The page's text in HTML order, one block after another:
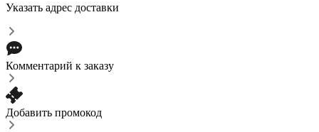
Указать адрес доставки
Комментарий к заказу
Добавить промокод